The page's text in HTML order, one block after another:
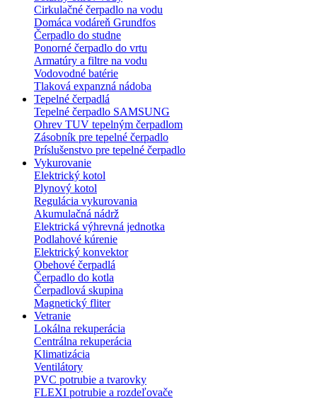
Cirkulačné čerpadlo na vodu
Domáca vodáreň Grundfos
Čerpadlo do studne
Ponorné čerpadlo do vrtu
Armatúry a filtre na vodu
Vodovodné batérie
Tlaková expanzná nádoba
Tepelné čerpadlá
Tepelné čerpadlo SAMSUNG
Ohrev TUV tepelným čerpadlom
Zásobník pre tepelné čerpadlo
Príslušenstvo pre tepelné čerpadlo
Vykurovanie
Elektrický kotol
Plynový kotol
Regulácia vykurovania
Akumulačná nádrž
Elektrická výhrevná jednotka
Podlahové kúrenie
Elektrický konvektor
Obehové čerpadlá
Čerpadlo do kotla
Čerpadlová skupina
Magnetický fliter
Vetranie
Lokálna rekuperácia
Centrálna rekuperácia
Klimatizácia
Ventilátory
PVC potrubie a tvarovky
FLEXI potrubie a rozdeľovače